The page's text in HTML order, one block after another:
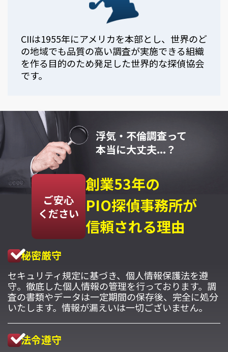
CIIは1955年にアメリカを本部とし、世界のど
の地域でも品質の高い調査が実施できる組織
を作る目的のため発足した世界的な探偵協会
です。
浮気・不倫調査って
本当に大丈夫...？
ご安心
ください
創業53年の
PIO探偵事務所が
信頼される理由
秘密厳守
セキュリティ規定に基づき、個人情報保護法を遵
守。徹底した個人情報の管理を行っております。調
査の書類やデータは一定期間の保存後、完全に処分
いたします。情報が漏えいは一切ございません。
法令遵守